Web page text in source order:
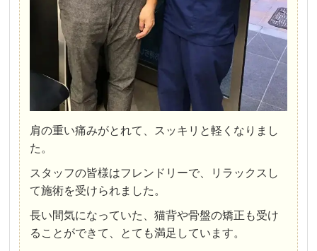
肩の重い痛みがとれて、スッキリと軽くなりまし
た。
スタッフの皆様はフレンドリーで、リラックスし
て施術を受けられました。
長い間気になっていた、猫背や骨盤の矯正も受け
ることができて、とても満足しています。